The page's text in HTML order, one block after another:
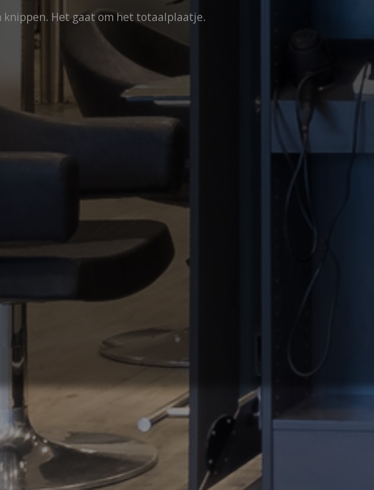
knippen. Het gaat om het totaalplaatje.